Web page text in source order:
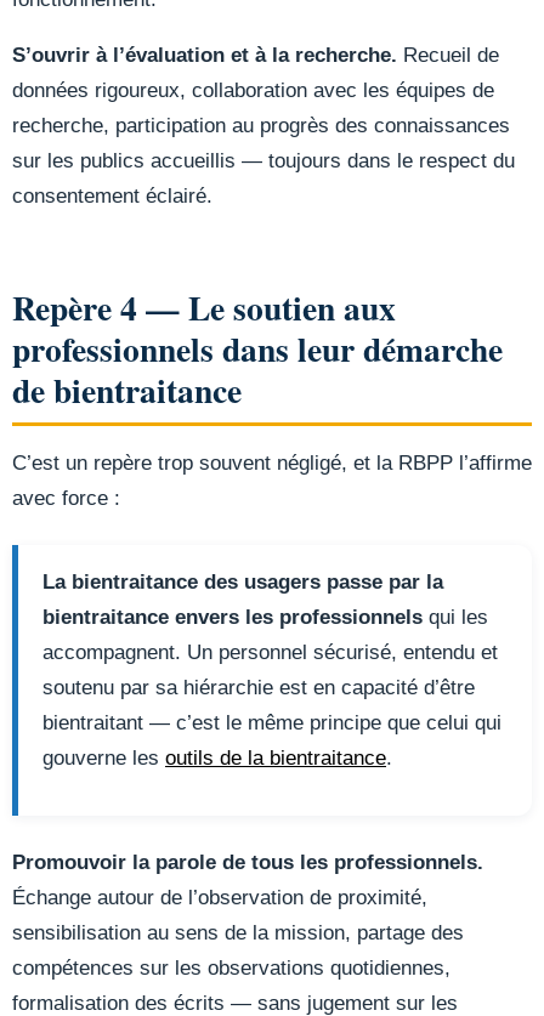
S’ouvrir à l’évaluation et à la recherche. Recueil de
données rigoureux, collaboration avec les équipes de
recherche, participation au progrès des connaissances
sur les publics accueillis — toujours dans le respect du
consentement éclairé.
Repère 4 — Le soutien aux
professionnels dans leur démarche
de bientraitance
C’est un repère trop souvent négligé, et la RBPP l’affirme
avec force :
La bientraitance des usagers passe par la
bientraitance envers les professionnels qui les
accompagnent. Un personnel sécurisé, entendu et
soutenu par sa hiérarchie est en capacité d’être
bientraitant — c’est le même principe que celui qui
gouverne les outils de la bientraitance.
Promouvoir la parole de tous les professionnels.
Échange autour de l’observation de proximité,
sensibilisation au sens de la mission, partage des
compétences sur les observations quotidiennes,
formalisation des écrits — sans jugement sur les